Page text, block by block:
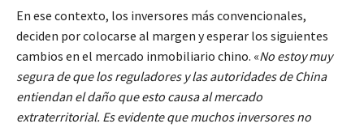
En ese contexto, los inversores más convencionales,
deciden por colocarse al margen y esperar los siguientes
cambios en el mercado inmobiliario chino. «No estoy muy
segura de que los reguladores y las autoridades de China
entiendan el daño que esto causa al mercado
extraterritorial. Es evidente que muchos inversores no